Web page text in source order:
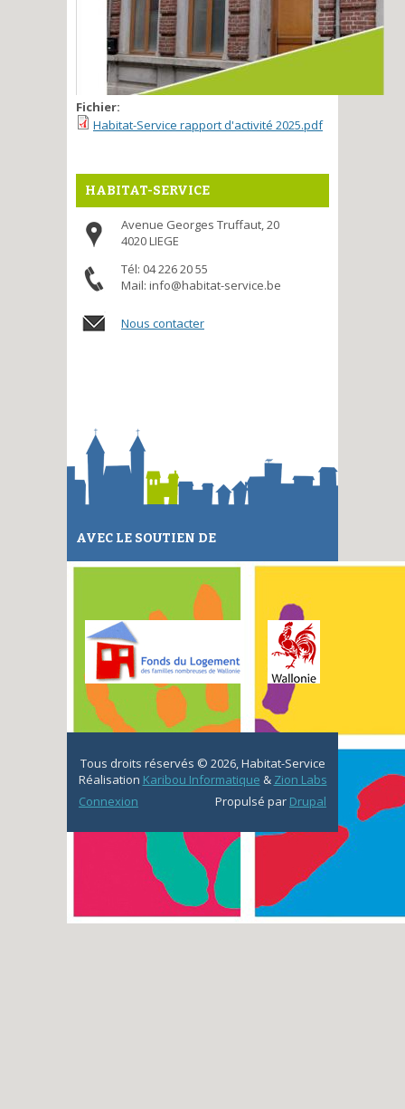
Fichier:
Habitat-Service rapport d'activité 2025.pdf
HABITAT-SERVICE
Avenue Georges Truffaut, 20
4020 LIEGE
Tél: 04 226 20 55
Mail: info@habitat-service.be
Nous contacter
AVEC LE SOUTIEN DE
Remonter en haut de la page
Tous droits réservés © 2026, Habitat-Service
Réalisation Karibou Informatique & Zion Labs
Propulsé par Drupal
Connexion